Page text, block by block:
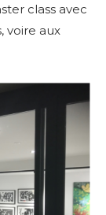
class avec
voire aux